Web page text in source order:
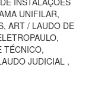
UNIFILAR,
ART / LAUDO DE
TÉCNICO,
JUDICIAL ,